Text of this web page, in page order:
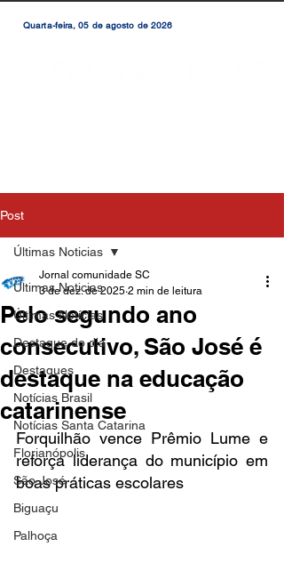
Quarta-feira, 05 de agosto de 2026
Post
Últimas Noticias
Últimas Notícias
Destaque do dia
Destaques
Notícias Brasil
Notícias Santa Catarina
Florianópolis
São José
Biguaçu
Palhoça
Últimas Noticias
Pelo segundo ano
consecutivo, São José é
destaque na educação
catarinense
Jornal comunidade SC
3 de dez. de 2025 2 min de leitura
Forquilhão vence Prêmio Lume e
reforça liderança do município em
boas práticas escolares